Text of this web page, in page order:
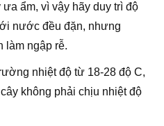
ẩm, vì vậy hãy duy trì độ
nước đều đặn, nhưng
làm ngập rễ.
nhiệt độ từ 18-28 độ C,
không phải chịu nhiệt độ